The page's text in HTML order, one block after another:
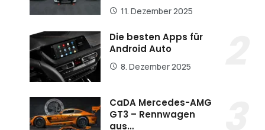
11. Dezember 2025
Die besten Apps für
Android Auto
8. Dezember 2025
CaDA Mercedes-AMG
GT3 – Rennwagen
aus…